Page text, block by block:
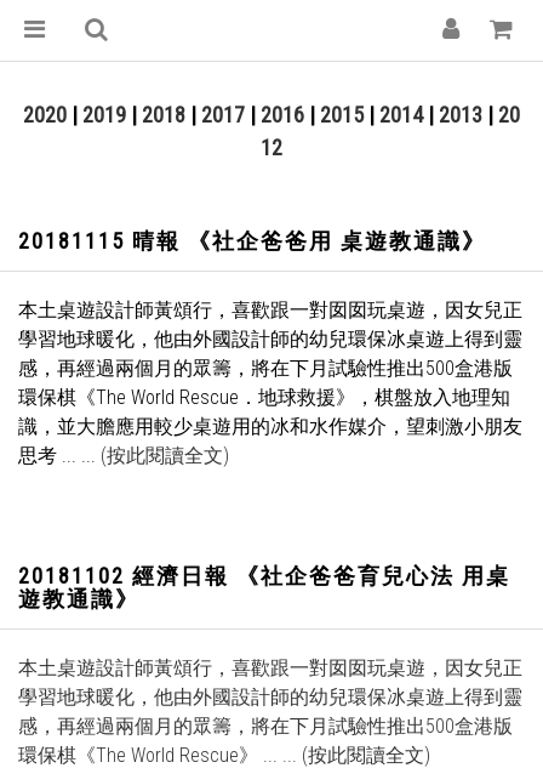
2020 | 2019 | 2018 | 2017 | 2016 | 2015| 2014| 2013 | 20
12
20181115 晴報 《社企爸爸用 桌遊教通識》
本土桌遊設計師黃頌行，喜歡跟一對囡囡玩桌遊，因女兒正
學習地球暖化，他由外國設計師的幼兒環保冰桌遊上得到靈
感，再經過兩個月的眾籌，將在下月試驗性推出500盒港版
環保棋《The World Rescue．地球救援》，棋盤放入地理知
識，並大膽應用較少桌遊用的冰和水作媒介，望刺激小朋友
思考
(按此閱讀全文)
20181102 經濟日報 《社企爸爸育兒心法 用桌
遊教通識》
本土桌遊設計師黃頌行，喜歡跟一對囡囡玩桌遊，因女兒正
學習地球暖化，他由外國設計師的幼兒環保冰桌遊上得到靈
感，再經過兩個月的眾籌，將在下月試驗性推出500盒港版
環保棋《The World Rescue》 ... ... (按此閱讀全文)